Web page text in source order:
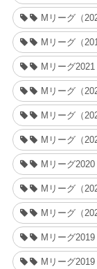
Mリーグ（
Mリーグ（
Mリーグ2021
Mリーグ（
Mリーグ（
Mリーグ（
Mリーグ2020
Mリーグ（
Mリーグ（
Mリーグ2019
Mリーグ2019